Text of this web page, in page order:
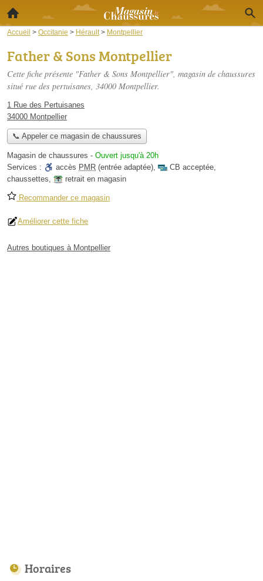
Accueil > Occitanie > Hérault > Montpellier
Father & Sons Montpellier
Cette fiche présente "Father & Sons Montpellier", magasin de chaussures
situé rue des pertuisanes, 34000 Montpellier.
1 Rue des Pertuisanes
34000 Montpellier
📞 Appeler ce magasin de chaussures
Magasin de chaussures - Ouvert jusqu'à 20h
Services :
accès PMR (entrée adaptée), CB acceptée,
chaussettes, retrait en magasin
Recommander ce magasin
Améliorer cette fiche
Autres boutiques à Montpellier
Horaires